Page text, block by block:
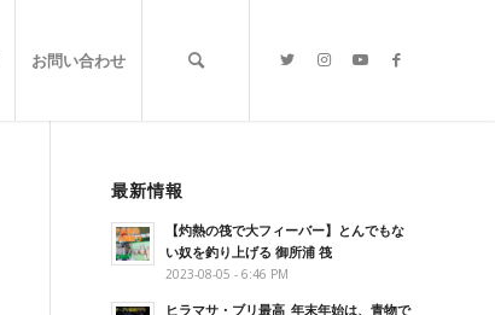
お問い合わせ
最新情報
【灼熱の筏で大フィーバー】とんでもな
い奴を釣り上げる 御所浦 筏
2023-08-05 - 6:46 PM
ヒラマサ・ブリ最高_年末年始は、青物で